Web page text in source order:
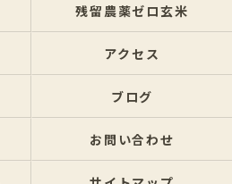
残留農薬ゼロ玄米
アクセス
ブログ
お問い合わせ